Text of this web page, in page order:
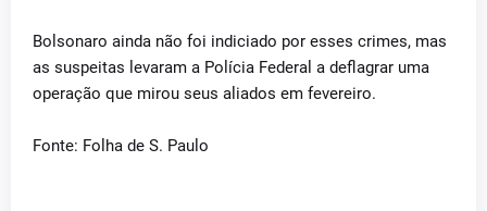
Bolsonaro ainda não foi indiciado por esses crimes, mas
as suspeitas levaram a Polícia Federal a deflagrar uma
operação que mirou seus aliados em fevereiro.
Fonte: Folha de S. Paulo